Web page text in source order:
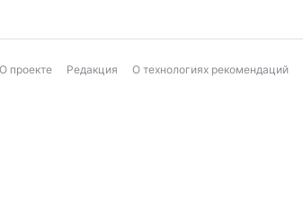
О проекте Редакция О технологиях рекомендаций